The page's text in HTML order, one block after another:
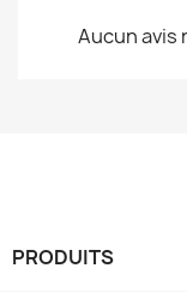
Aucun avis
PRODUITS